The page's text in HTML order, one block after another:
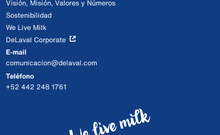
Visión, Misión, Valores y Números
Sostenibilidad
We Live Milk
DeLaval Corporate
E-mail
comunicacion@delaval.com
Teléfono
+52 442 248 1761